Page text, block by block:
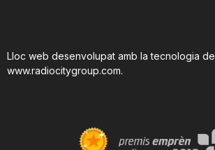
Lloc web desenvolupat amb la tecnologia de
www.radiocitygroup.com.